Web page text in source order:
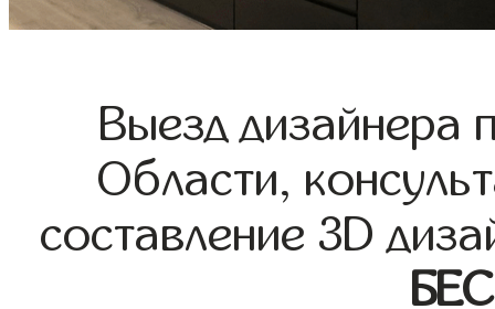
Выезд дизайнера
Области,
составление 3D